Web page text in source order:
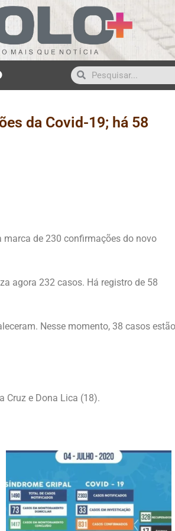
da Covid-19; há 58
marca de 230 confirmações do novo
agora 232 casos. Há registro de 58
Nesse momento, 38 casos estão
Cruz e Dona Lica (18).